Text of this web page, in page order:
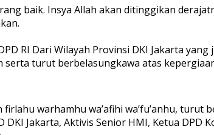
baik. Insya Allah akan ditinggikan
RI Dari Wilayah Provinsi DKI Jakarta
serta turut berbelasungkawa atas
warhamhu wa’afihi wa’fu’anhu,
Jakarta, Aktivis Senior HMI, Ketua DPD